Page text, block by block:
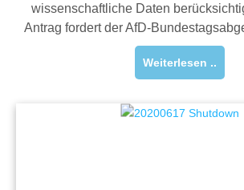
wissenschaftliche Daten
Antrag fordert der AfD-
Weiterlesen ..